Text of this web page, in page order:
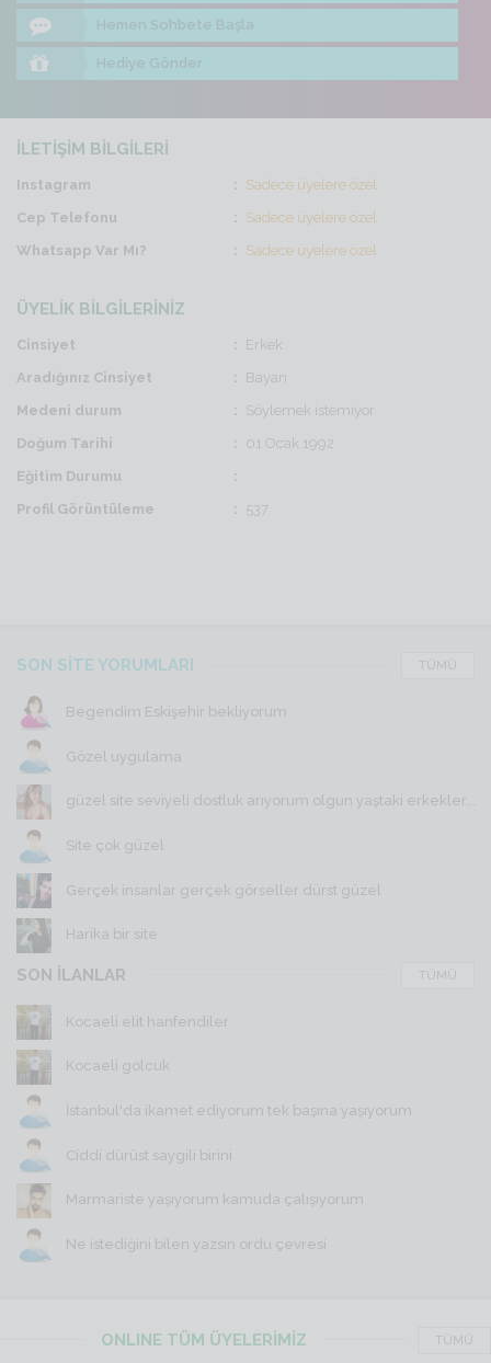
Hemen Sohbete Başla
Hediye Gönder
İLETİŞİM BİLGİLERİ
Instagram
Sadece üyelere özel
Cep Telefonu
Sadece üyelere özel
Whatsapp Var Mı?
Sadece üyelere özel
ÜYELİK BİLGİLERİNİZ
Cinsiyet
Erkek
Aradığınız Cinsiyet
Bayan
Medeni durum
Söylemek istemiyor
Doğum Tarihi
01 Ocak 1992
Eğitim Durumu
Profil Görüntüleme
537
SON SİTE YORUMLARI TÜMÜ
Begendim Eskişehir bekliyorum
Gözel uygulama
güzel site seviyeli dostluk arıyorum olgun yaştaki erkekler...
Site çok güzel
Gerçek insanlar gerçek görseller dürst güzel
Harika bir site
SON İLANLAR TÜMÜ
Kocaeli elit hanfendiler
Kocaeli golcuk
İstanbul'da ikamet ediyorum tek başına yaşıyorum
Ciddi dürüst saygili birini
Marmariste yaşıyorum kamuda çalışıyorum
Ne istediğini bilen yazsın ordu çevresi
ONLINE TÜM ÜYELERİMİZ TÜMÜ